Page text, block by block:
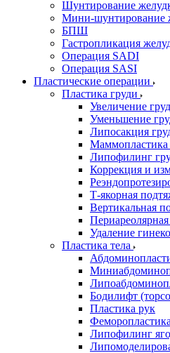
Шунтирование
Мини-шунтирование
БПШ
Гастропликация
Операция SADI
Операция SASI
Пластические операции
Пластика груди
Увеличение
Уменьшение
Липосакция
Маммопластика
Липофилинг
Коррекция и
Т-якорная
Вертикальная
Удаление
Пластика тела
Бодилифт
Пластика рук
Феморопластика
Липофилинг